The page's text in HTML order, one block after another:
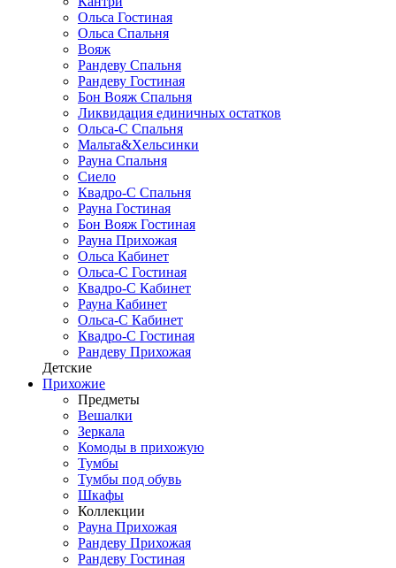
Ольса Гостиная
Ольса Спальня
Вояж
Рандеву Спальня
Рандеву Гостиная
Бон Вояж Спальня
Ликвидация единичных остатков
Ольса-С Спальня
Мальта&Хельсинки
Рауна Спальня
Сиело
Квадро-С Спальня
Рауна Гостиная
Бон Вояж Гостиная
Рауна Прихожая
Ольса Кабинет
Ольса-С Гостиная
Квадро-С Кабинет
Рауна Кабинет
Ольса-С Кабинет
Квадро-С Гостиная
Рандеву Прихожая
Детские
Прихожие
Предметы
Вешалки
Зеркала
Комоды в прихожую
Тумбы
Тумбы под обувь
Шкафы
Коллекции
Рауна Прихожая
Рандеву Прихожая
Рандеву Гостиная